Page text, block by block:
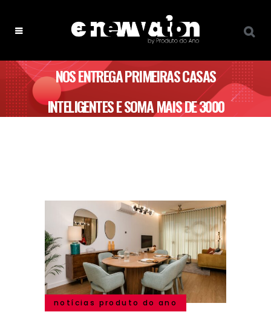
NOS ENTREGA PRIMEIRAS CASAS
INTELIGENTES E SOMA MAIS DE 3000
notícias produto do ano